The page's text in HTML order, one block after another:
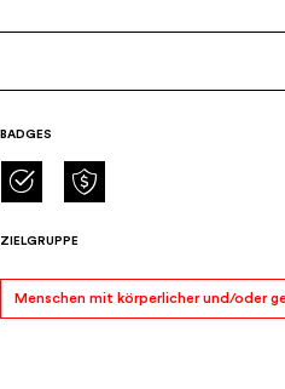
BADGES
ZIELGRUPPE
Menschen mit körperlicher und/oder